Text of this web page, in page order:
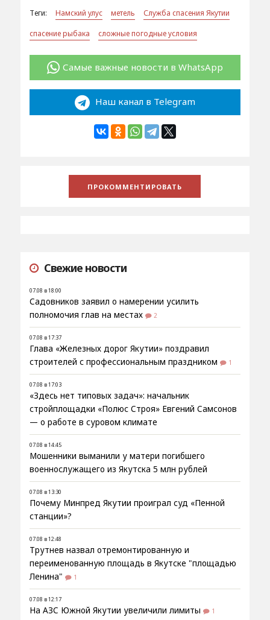
Теги: Намский улус метель
Служба спасения Якутии
спасение рыбака
сложные погодные условия
Самые важные новости в WhatsApp
Наш канал в Telegram
Свежие новости
07.08 в 18:00
Садовников заявил о намерении усилить
полномочия глав на местах
2
07.08 в 17:37
Глава «Железных дорог Якутии» поздравил
строителей с профессиональным праздником
1
07.08 в 17:03
«Здесь нет типовых задач»: начальник
стройплощадки «Полюс Строя» Евгений Самсонов
— о работе в суровом климате
07.08 в 14:45
Мошенники выманили у матери погибшего
военнослужащего из Якутска 5 млн рублей
07.08 в 13:30
Почему Минпред Якутии проиграл суд «Пенной
станции»?
07.08 в 12:48
Трутнев назвал отремонтированную и
переименованную площадь в Якутске "площадью
Ленина"
1
07.08 в 12:17
На АЗС Южной Якутии увеличили лимиты 1